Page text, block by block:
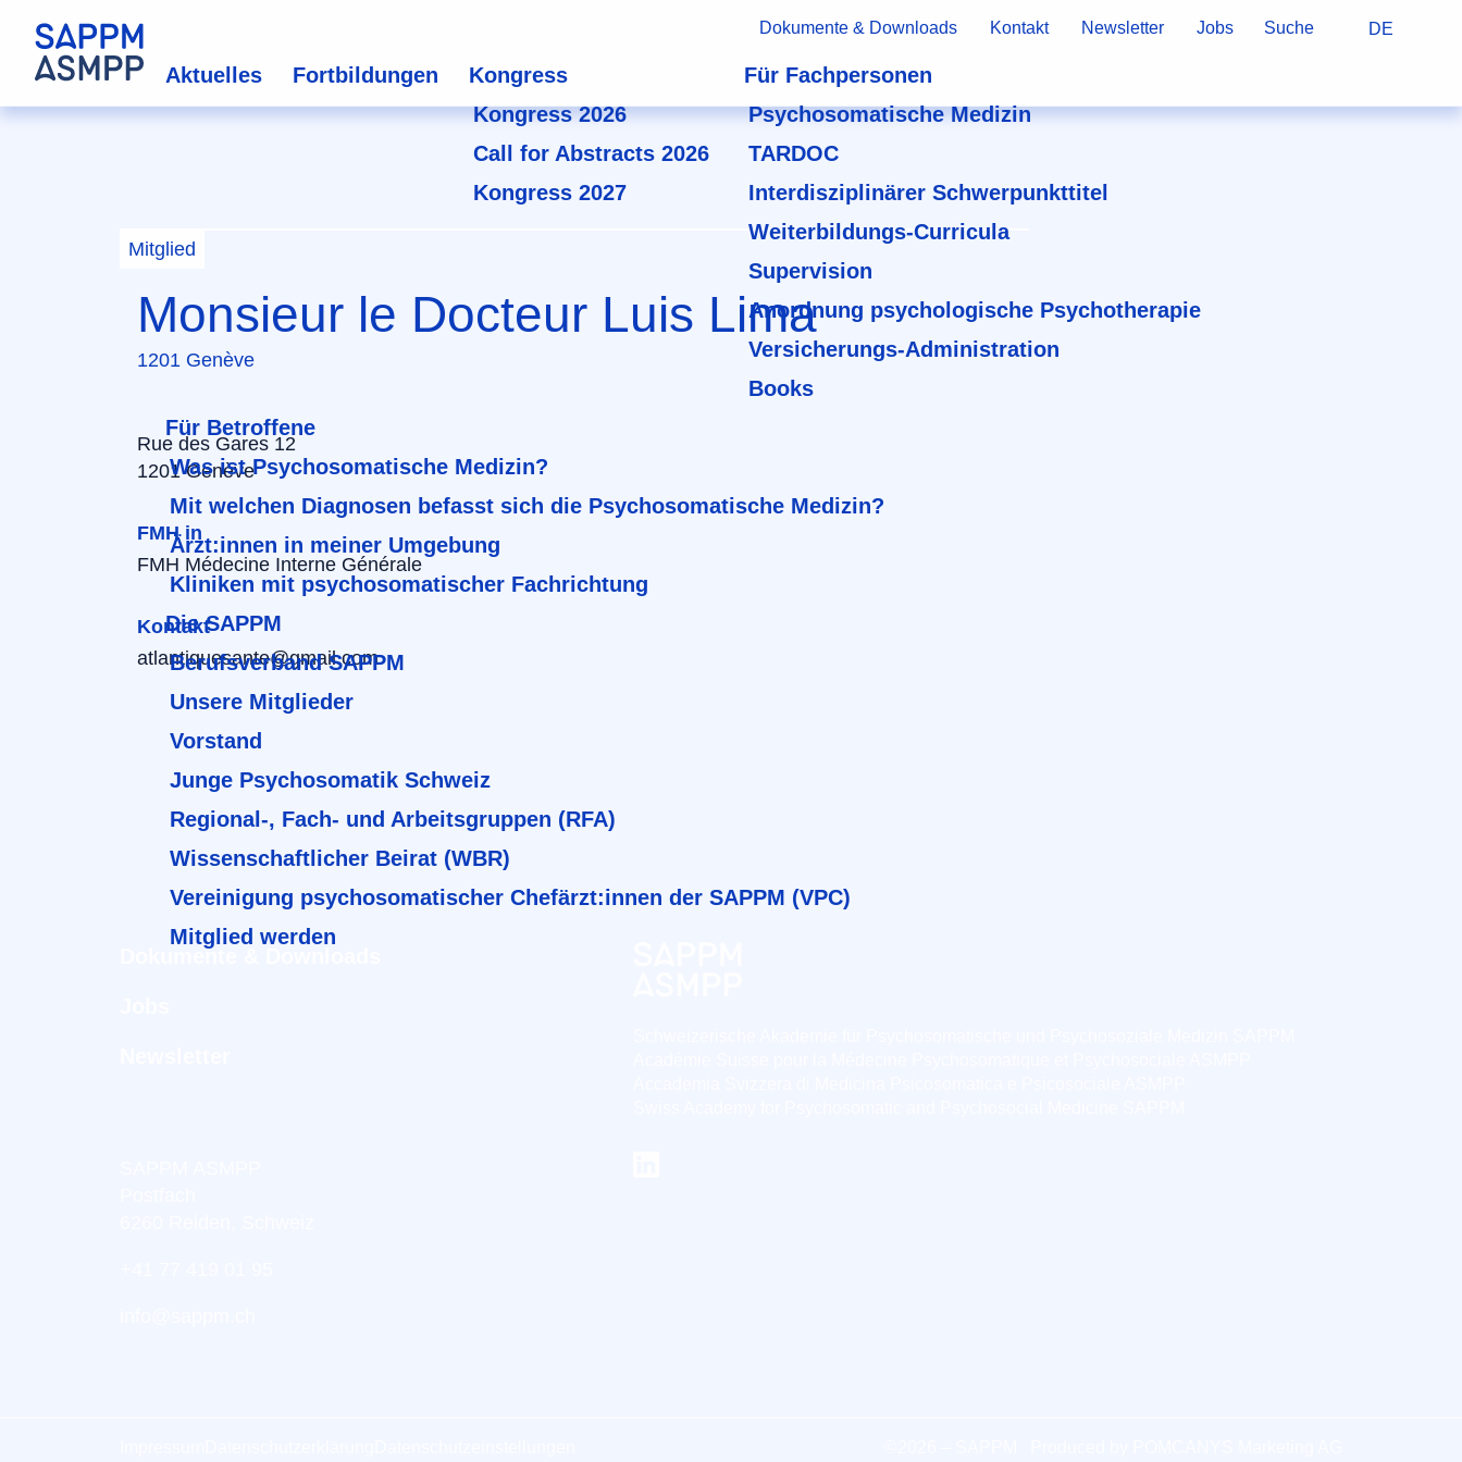
Dokumente & Downloads Kontakt Newsletter Jobs Suche DE
Aktuelles Fortbildungen
Kongress
Kongress 2026
Call for Abstracts 2026
Kongress 2027
Für Fachpersonen
Psychosomatische Medizin
TARDOC
Interdisziplinärer Schwerpunkttitel
Weiterbildungs-Curricula
Supervision
Anordnung psychologische Psychotherapie
Versicherungs-Administration
Books
Für Betroffene
Was ist Psychosomatische Medizin?
Mit welchen Diagnosen befasst sich die Psychosomatische Medizin?
Ärzt:innen in meiner Umgebung
Kliniken mit psychosomatischer Fachrichtung
Die SAPPM
Berufsverband SAPPM
Unsere Mitglieder
Vorstand
Junge Psychosomatik Schweiz
Regional-, Fach- und Arbeitsgruppen (RFA)
Wissenschaftlicher Beirat (WBR)
Vereinigung psychosomatischer Chefärzt:innen der SAPPM (VPC)
Mitglied werden
Mitglied
Monsieur le Docteur Luis Lima
1201 Genève
Rue des Gares 12
1201 Genève
FMH in
FMH Médecine Interne Générale
Kontakt
atlantiquesante@gmail.com
Dokumente & Downloads